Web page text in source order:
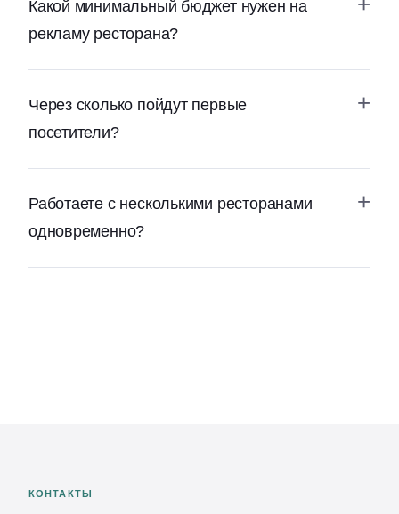
Какой минимальный бюджет нужен на
рекламу ресторана?
Через сколько пойдут первые
посетители?
Работаете с несколькими ресторанами
одновременно?
КОНТАКТЫ